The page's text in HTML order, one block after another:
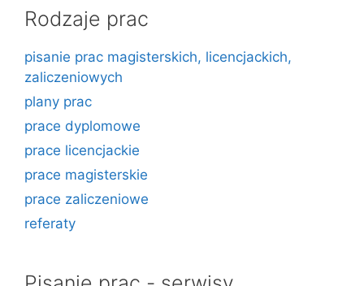
Rodzaje prac
pisanie prac magisterskich, licencjackich,
zaliczeniowych
plany prac
prace dyplomowe
prace licencjackie
prace magisterskie
prace zaliczeniowe
referaty